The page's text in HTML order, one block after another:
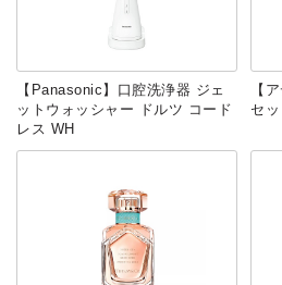
【Panasonic】口腔洗浄器 ジェ
ットウォッシャー ドルツ コード
レス WH
【
セ